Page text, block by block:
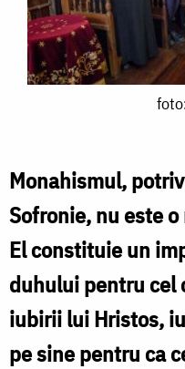
Monahismul,
Sofronie, nu este
El constituie un
duhului pentru cel
iubirii lui Hristos,
pe sine pentru ca